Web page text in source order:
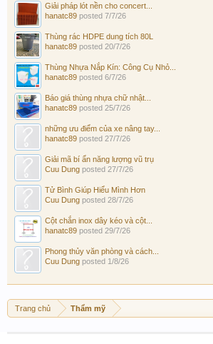
Giải pháp lót nền cho concert...
hanatc89 posted 7/7/26
Thùng rác HDPE dung tích 80L
hanatc89 posted 20/7/26
Thùng Nhựa Nắp Kín: Công Cụ Nhỏ...
hanatc89 posted 6/7/26
Báo giá thùng nhựa chữ nhật...
hanatc89 posted 25/7/26
những ưu điểm của xe nâng tay...
hanatc89 posted 27/7/26
Giải mã bí ẩn năng lượng vũ trụ
Cuu Dung posted 27/7/26
Tử Bình Giúp Hiểu Mình Hơn
Cuu Dung posted 28/7/26
Cột chắn inox dây kéo và cột...
hanatc89 posted 29/7/26
Phong thủy văn phòng và cách...
Cuu Dung posted 1/8/26
Trang chủ Thẩm mỹ